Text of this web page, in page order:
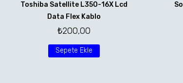
Toshiba Satellite L350-16X Lcd
Data Flex Kablo
₺200,00
Sepete Ekle